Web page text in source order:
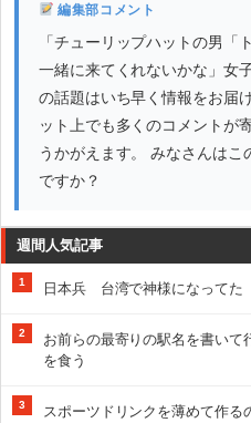
編集部コメント
「チューリップハットの男「
一緒に来てくれないかな」女
の話題はいち早く情報をお届
ット上でも多くのコメントが
うかがえます。 みなさんはこ
ですか？
週間人気記事
1 日本兵 台湾で神様になってた
2
お前らの最寄りの駅名を書い
を食う
3
スポーツドリンクを薄めて作